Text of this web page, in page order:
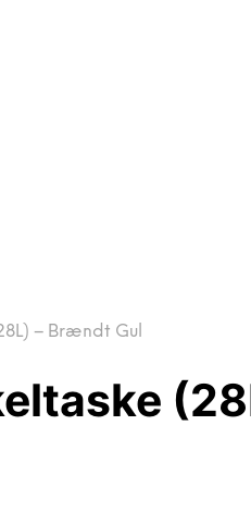
– Brændt Gul